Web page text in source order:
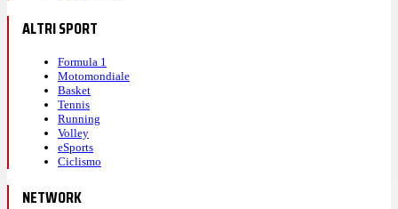
ALTRI SPORT
Formula 1
Motomondiale
Basket
Tennis
Running
Volley
eSports
Ciclismo
NETWORK